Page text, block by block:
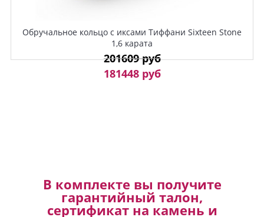
Обручальное кольцо с иксами Тиффани Sixteen Stone
1,6 карата
201609 руб
181448 руб
В комплекте вы получите
гарантийный талон,
сертификат на камень и